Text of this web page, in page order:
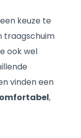
keuze te
traagschuim
ook wel
vinden een
,